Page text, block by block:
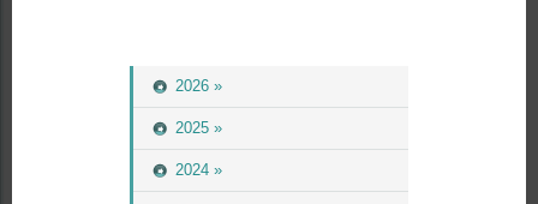
2026 »
2025 »
2024 »